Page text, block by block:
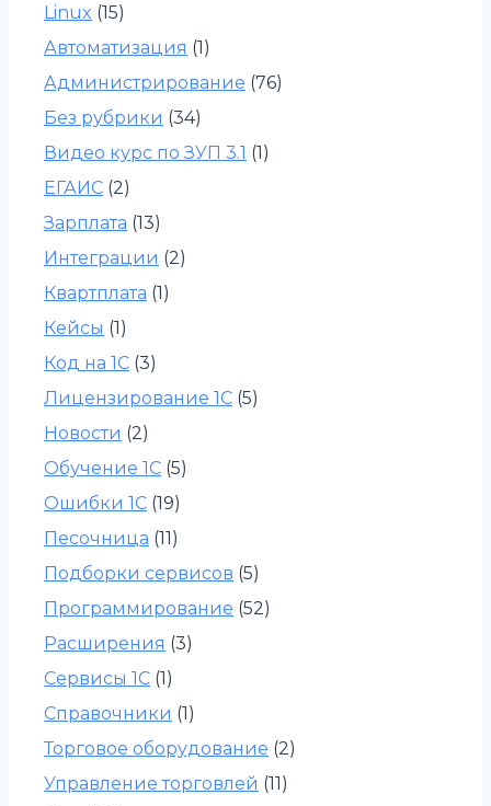
Linux (15)
Автоматизация (1)
Администрирование (76)
Без рубрики (34)
Видео курс по ЗУП 3.1 (1)
ЕГАИС (2)
Зарплата (13)
Интеграции (2)
Квартплата (1)
Кейсы (1)
Код на 1С (3)
Лицензирование 1С (5)
Новости (2)
Обучение 1С (5)
Ошибки 1С (19)
Песочница (11)
Подборки сервисов (5)
Программирование (52)
Расширения (3)
Сервисы 1С (1)
Справочники (1)
Торговое оборудование (2)
Управление торговлей (11)